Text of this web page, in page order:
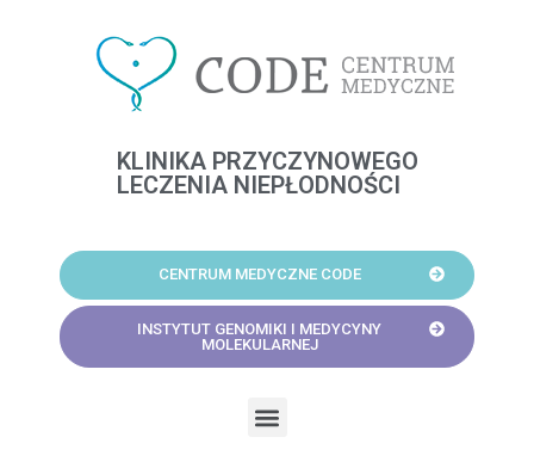
KLINIKA PRZYCZYNOWEGO
LECZENIA NIEPŁODNOŚCI
CENTRUM MEDYCZNE CODE
INSTYTUT GENOMIKI I MEDYCYNY
MOLEKULARNEJ